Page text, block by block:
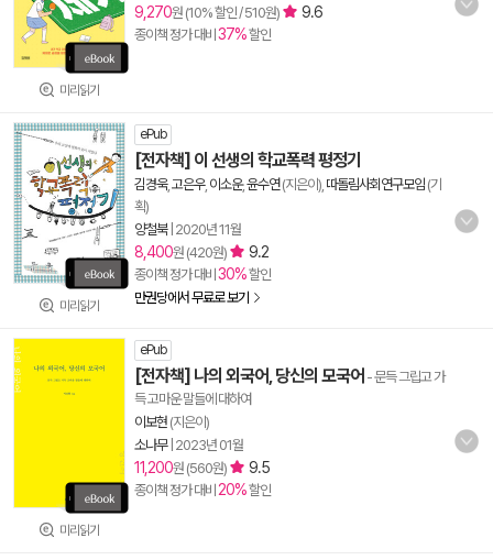
미리읽기
9,270원 (10% 할인 / 510원) 9.6
종이책 정가 대비 37%할인
미리읽기
ePub
[전자책] 이 선생의 학교폭력 평정기
김경욱, 고은우, 이소운,윤수연(지은이), 따돌림사회연구모임 (기
획)
양철북| 2020년 11월
8,400원 (420원) 9.2
종이책 정가 대비 30%할인
만권당에서 무료로 보기
미리읽기
ePub
[전자책] 나의 외국어, 당신의 모국어 - 문득 그립고 가
득 고마운 말들에 대하여
이보현 (지은이)
소나무| 2023년 01월
11,200원 (560원) 9.5
종이책 정가 대비 20%할인